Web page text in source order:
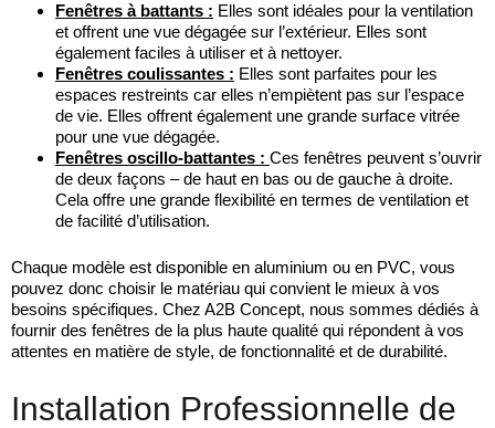
Fenêtres à battants : Elles sont idéales pour la ventilation
et offrent une vue dégagée sur l’extérieur. Elles sont
également faciles à utiliser et à nettoyer.
Fenêtres coulissantes : Elles sont parfaites pour les
espaces restreints car elles n’empiètent pas sur l’espace
de vie. Elles offrent également une grande surface vitrée
pour une vue dégagée.
Fenêtres oscillo-battantes : Ces fenêtres peuvent s’ouvrir
de deux façons – de haut en bas ou de gauche à droite.
Cela offre une grande flexibilité en termes de ventilation et
de facilité d’utilisation.
Chaque modèle est disponible en aluminium ou en PVC, vous
pouvez donc choisir le matériau qui convient le mieux à vos
besoins spécifiques. Chez A2B Concept, nous sommes dédiés à
fournir des fenêtres de la plus haute qualité qui répondent à vos
attentes en matière de style, de fonctionnalité et de durabilité.
Installation Professionnelle de